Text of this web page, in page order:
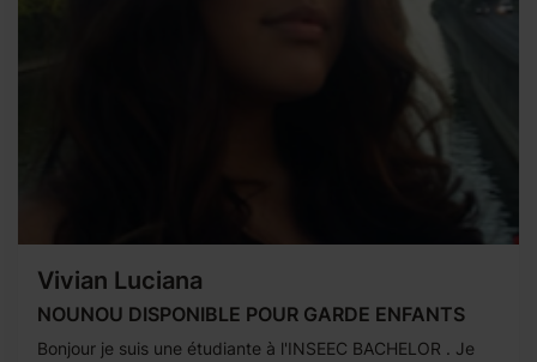
Vivian Luciana
NOUNOU DISPONIBLE POUR GARDE ENFANTS
Bonjour je suis une étudiante à l'INSEEC BACHELOR . Je